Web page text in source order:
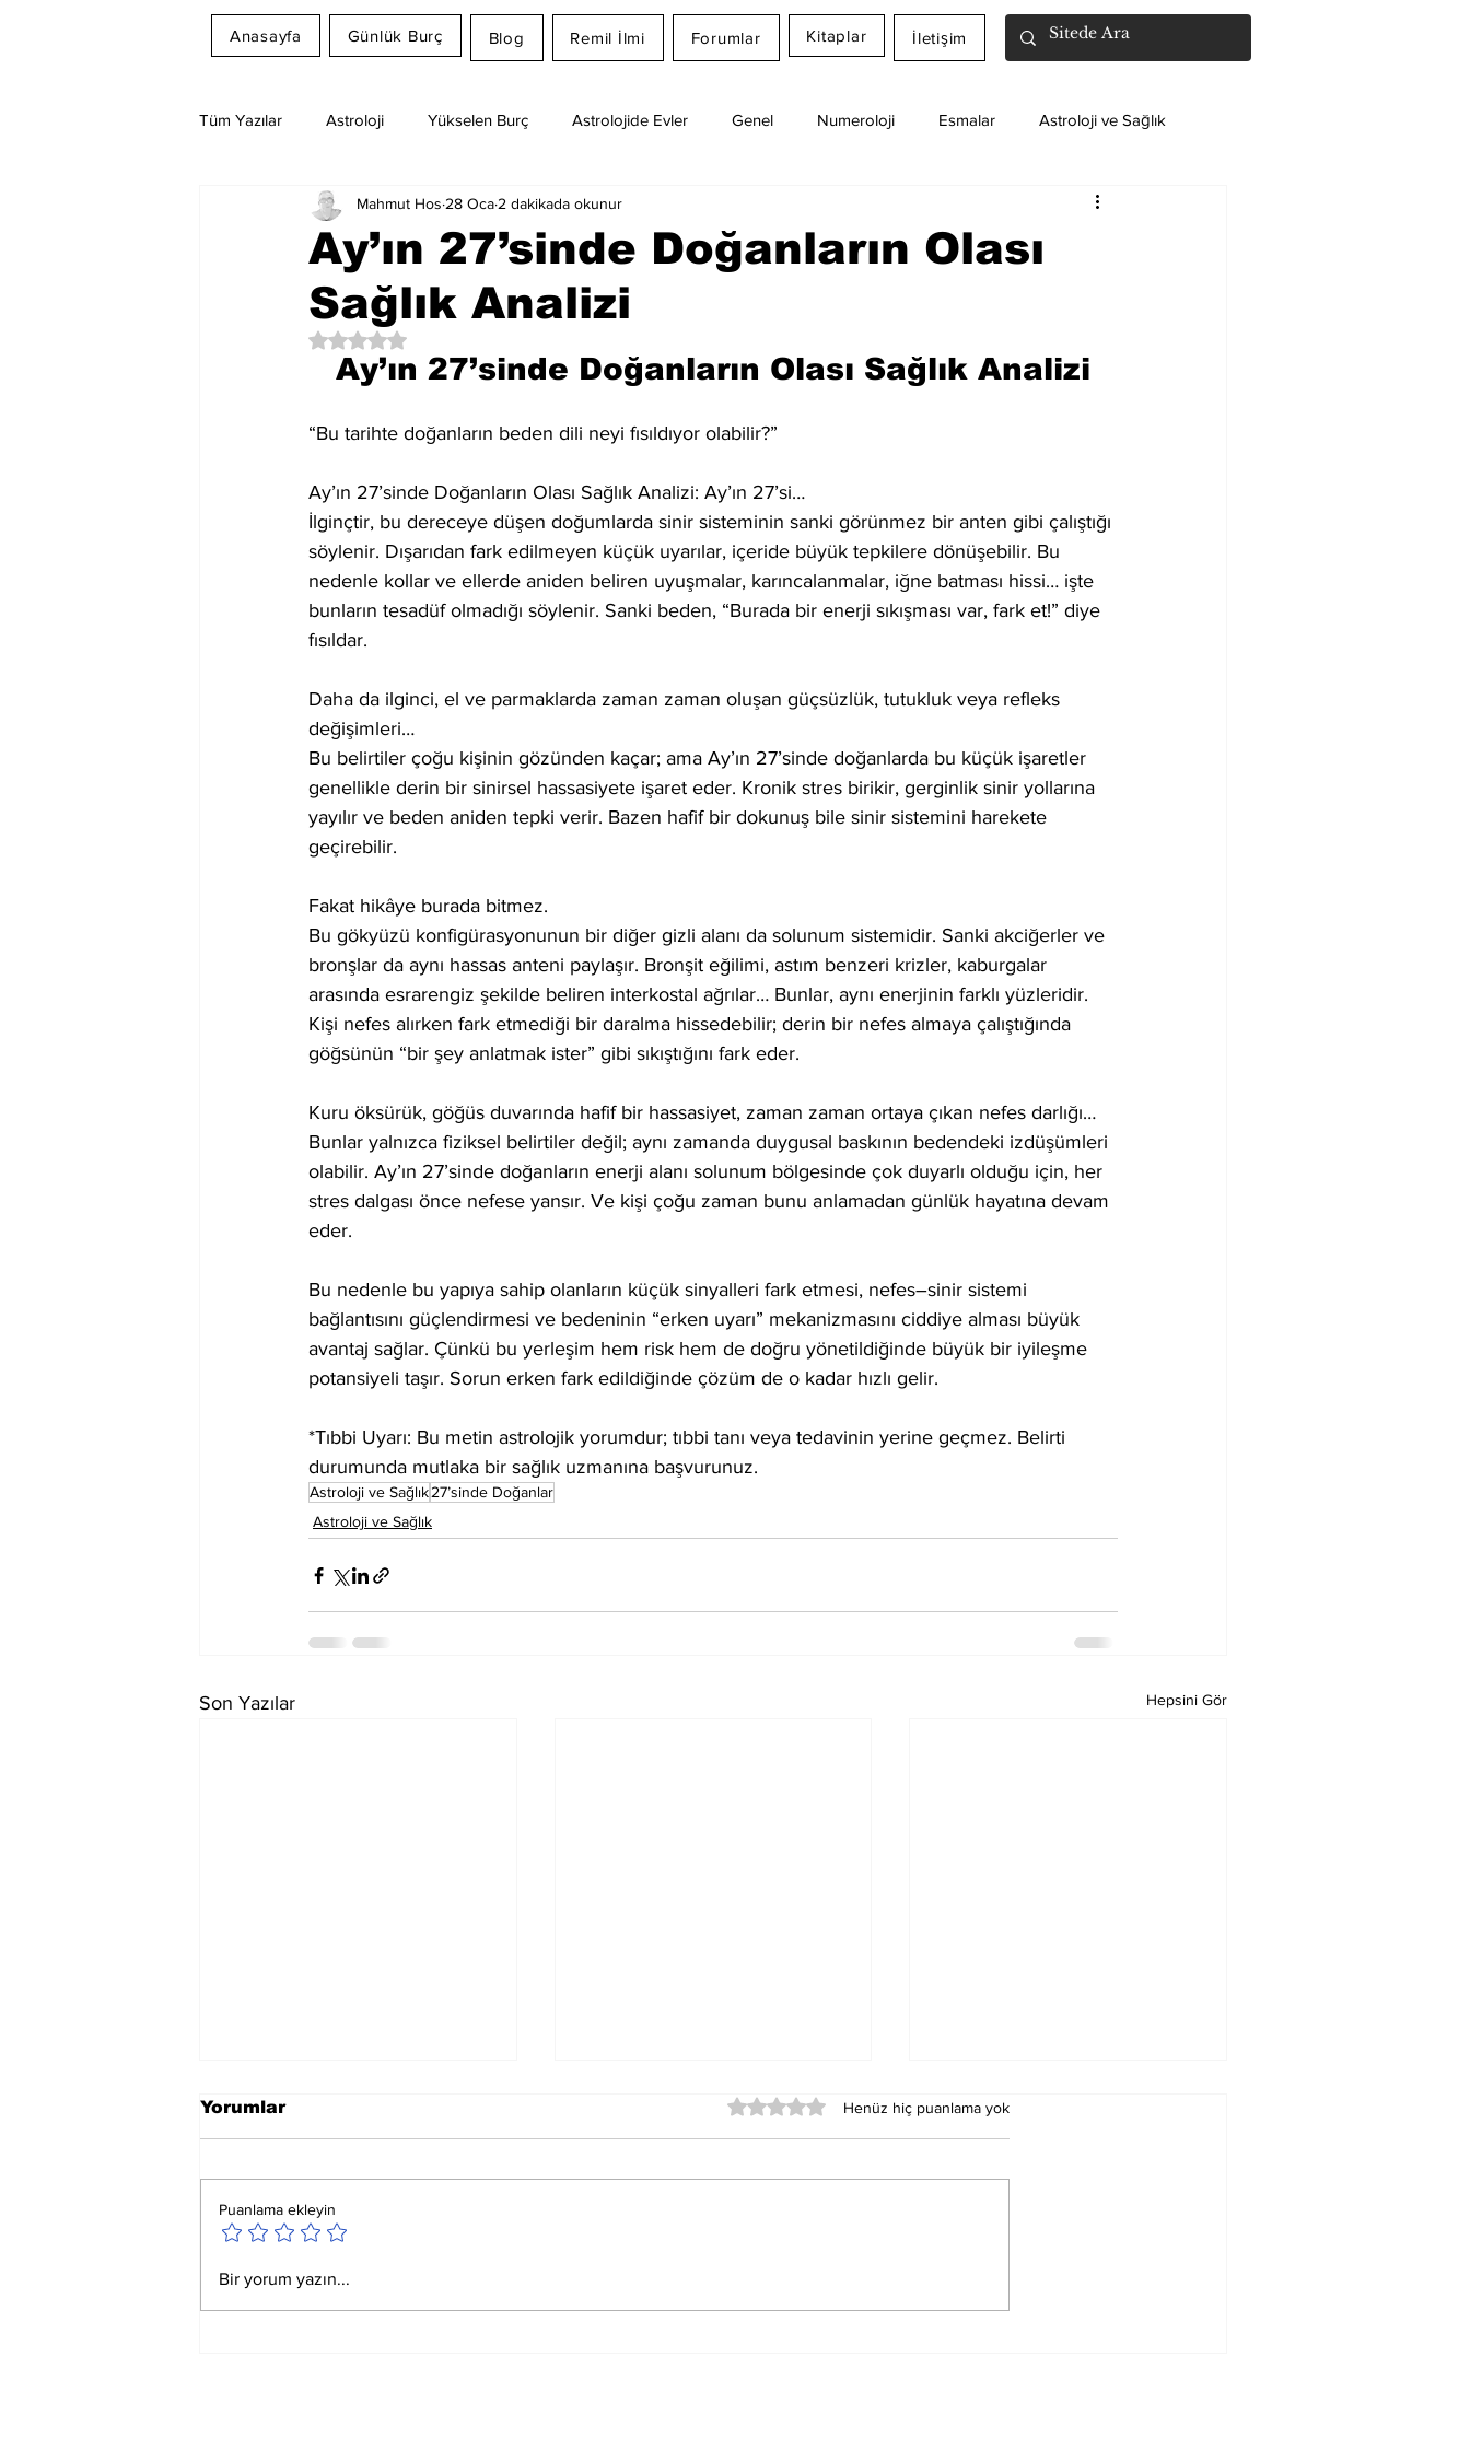
Anasayfa Günlük Burç Blog Remil İlmi Forumlar Kitaplar İletişim
Tüm Yazılar Astroloji Yükselen Burç Astrolojide Evler Genel Numeroloji Esmalar Astroloji ve Sağlık
Rüya Tabirleri Ay Burcu Günlük Burç Yorumları
Ay’ın 27’sinde Doğanların Olası
Sağlık Analizi
Mahmut Hos 28 Oca 2 dakikada okunur
5 üzerinden NaN yıldız
Ay’ın 27’sinde Doğanların Olası Sağlık Analizi
“Bu tarihte doğanların beden dili neyi fısıldıyor olabilir?”
Ay’ın 27’sinde Doğanların Olası Sağlık Analizi: Ay’ın 27’si…
İlginçtir, bu dereceye düşen doğumlarda sinir sisteminin sanki görünmez bir anten gibi çalıştığı
söylenir. Dışarıdan fark edilmeyen küçük uyarılar, içeride büyük tepkilere dönüşebilir. Bu
nedenle kollar ve ellerde aniden beliren uyuşmalar, karıncalanmalar, iğne batması hissi… işte
bunların tesadüf olmadığı söylenir. Sanki beden, “Burada bir enerji sıkışması var, fark et!” diye
fısıldar.
Daha da ilginci, el ve parmaklarda zaman zaman oluşan güçsüzlük, tutukluk veya refleks
değişimleri…
Bu belirtiler çoğu kişinin gözünden kaçar; ama Ay’ın 27’sinde doğanlarda bu küçük işaretler
genellikle derin bir sinirsel hassasiyete işaret eder. Kronik stres birikir, gerginlik sinir yollarına
yayılır ve beden aniden tepki verir. Bazen hafif bir dokunuş bile sinir sistemini harekete
geçirebilir.
Fakat hikâye burada bitmez.
Bu gökyüzü konfigürasyonunun bir diğer gizli alanı da solunum sistemidir. Sanki akciğerler ve
bronşlar da aynı hassas anteni paylaşır. Bronşit eğilimi, astım benzeri krizler, kaburgalar
arasında esrarengiz şekilde beliren interkostal ağrılar… Bunlar, aynı enerjinin farklı yüzleridir.
Kişi nefes alırken fark etmediği bir daralma hissedebilir; derin bir nefes almaya çalıştığında
göğsünün “bir şey anlatmak ister” gibi sıkıştığını fark eder.
Kuru öksürük, göğüs duvarında hafif bir hassasiyet, zaman zaman ortaya çıkan nefes darlığı…
Bunlar yalnızca fiziksel belirtiler değil; aynı zamanda duygusal baskının bedendeki izdüşümleri
olabilir. Ay’ın 27’sinde doğanların enerji alanı solunum bölgesinde çok duyarlı olduğu için, her
stres dalgası önce nefese yansır. Ve kişi çoğu zaman bunu anlamadan günlük hayatına devam
eder.
Bu nedenle bu yapıya sahip olanların küçük sinyalleri fark etmesi, nefes–sinir sistemi
bağlantısını güçlendirmesi ve bedeninin “erken uyarı” mekanizmasını ciddiye alması büyük
avantaj sağlar. Çünkü bu yerleşim hem risk hem de doğru yönetildiğinde büyük bir iyileşme
potansiyeli taşır. Sorun erken fark edildiğinde çözüm de o kadar hızlı gelir.
*Tıbbi Uyarı: Bu metin astrolojik yorumdur; tıbbi tanı veya tedavinin yerine geçmez. Belirti
durumunda mutlaka bir sağlık uzmanına başvurunuz.
Astroloji ve Sağlık27’sinde Doğanlar
Astroloji ve Sağlık
Son Yazılar Hepsini Gör
Satürn Balık 29 Derece
Hastalıklar
Yorumlar 5 üzerinden 0 yıldızHenüz hiç puanlama yok
Puanlama ekleyin
Bir yorum yazın...